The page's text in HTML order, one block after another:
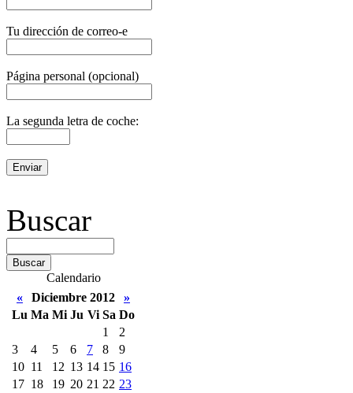
Tu dirección de correo-e
Página personal (opcional)
La segunda letra de coche:
Buscar
Calendario
«
Diciembre 2012
»
Lu Ma Mi Ju Vi Sa Do
1
2
3
4 5 6 7 8
9
10 11 12 13 14 15 16
17 18 19 20 21 22 23